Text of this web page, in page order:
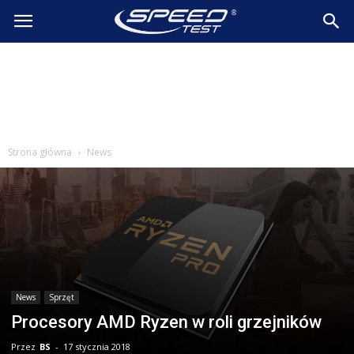
SpeedTest.pl
Strona główna News
News Sprzęt
Procesory AMD Ryzen w roli grzejników
Przez BS - 17 stycznia 2018